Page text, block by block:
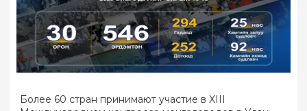
Более 60 стран принимают участие в XIII